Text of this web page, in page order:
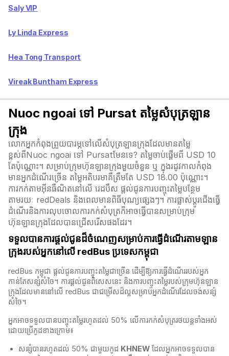
Saly VIP
Ly Linda Express
Hea Tong Transport
Vireak Buntham Express
Nuoc ngoai ទៅ Pursat តម្លៃសំបុត្រឡាន
ក្រុង
លោកអ្នកកំពុងព្រួយបារម្ភទៅលើសំបុត្រឡានក្រុងដែលមានតម្លៃ
ខ្ពស់ពីNuoc ngoai ទៅ Pursatមែនទេ? តម្លៃចាប់ផ្តើមពី USD 10
តែប៉ុណ្ណោះ។ សម្រាប់ក្រុមហ៊ុនឡានក្រុងមួយចំនួន ឬ ក្នុងរដូវកាលកំពុង
មានអ្នកដំណើរច្រើន តម្លៃអតិបរមាគឺត្រឹមតែ USD 18.00 ប៉ុណ្ណោះ។
ការកក់តាមអ៊ីនធឺណិតនៅលើ រេដបឹស ផ្តល់ជូនការបញ្ចុះតម្លៃបន្ថែម
តាមរយៈ redDeals និងពេលមានពិធីបុណ្យផ្សេងៗ។ ការផ្លាស់ប្ដូរជើងធ្វើ
ដំណើរនិងការលុបចោលការកក់សំបុត្រក៏អាចធ្វើបានសម្រាប់ក្រុម
ហ៊ុនឡានក្រុងដែលបានជ្រើសរើសផងដែរ។
ទទួលបានការផ្តល់ជូនដ៏ចំណេញសម្រាប់ការធ្វើដំណើរតាមឡាន
ក្រុងរបស់អ្នកនៅលើ redBus ប្រទេសកម្ពុជា
redBus កម្ពុជា​ ផ្តល់ជូនការបញ្ចុះតម្លៃជាច្រើន ដើម្បីឱ្យការធ្វើដំណើររបស់អ្នក
កាន់តែសន្សំសំចៃ។ ការផ្តល់ជូនពិសេសនេះ និងការបញ្ចុះតម្លៃរបស់ក្រុមហ៊ុនឡាន
ក្រុងដែលមាននៅលើ redBus​ ជាជម្រើសដ៏ល្អសម្រាប់អ្នកដំណើរដែលចង់សន្ស៉
សំចៃ។
អ្នកអាចទទួលបានបញ្ចុះតម្លៃរហូតដល់ 50% លើការកក់សំបុត្ររថយន្តទាំងអស់
ដោយប្រើកូដខាងក្រោម៖
សន្សំបានរហូតដល់ 50% ជាមួយកូដ KHNEW ដែលអ្នកអាចទទួលបាន